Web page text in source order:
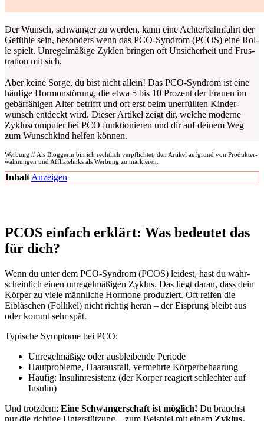
Der Wunsch, schwan­ger zu wer­den, kann eine Ach­ter­bahn­fahrt der
Gefüh­le sein, beson­ders wenn das PCO-Syn­drom (PCOS) eine Rol­
le spielt. Unre­gel­mä­ßi­ge Zyklen brin­gen oft Unsi­cher­heit und Frus­
tra­ti­on mit sich.
Aber kei­ne Sor­ge, du bist nicht allein! Das PCO-Syn­drom ist eine
häu­fi­ge Hor­mon­stö­rung, die etwa 5 bis 10 Pro­zent der Frau­en im
gebär­fä­hi­gen Alter betrifft und oft erst beim uner­füll­ten Kin­der­
wunsch ent­deckt wird. Die­ser Arti­kel zeigt dir, wel­che moder­ne
Zyklus­com­pu­ter bei PCO funk­tio­nie­ren und dir auf dei­nem Weg
zum Wunsch­kind hel­fen kön­nen.
Wer­bung // Als Blog­ge­rin bin ich recht­lich ver­pflich­tet, den Arti­kel auf­grund von Pro­dukt­er­
wäh­nun­gen und Aff­li­ate­links als Wer­bung zu mar­kie­ren.
Inhalt Anzei­gen
PCOS ein­fach erklärt: Was bedeu­tet das
für dich?
Wenn du unter dem PCO-Syn­drom (PCOS) lei­dest, hast du wahr­
schein­lich einen unre­gel­mä­ßi­gen Zyklus. Das liegt dar­an, dass dein
Kör­per zu vie­le männ­li­che Hor­mo­ne pro­du­ziert. Oft rei­fen die
Eibläs­chen (Fol­li­kel) nicht rich­tig her­an – der Eisprung bleibt aus
oder kommt sehr spät.
Typi­sche Sym­pto­me bei PCO:
Unre­gel­mä­ßi­ge oder aus­blei­ben­de Peri­ode
Haut­pro­ble­me, Haar­aus­fall, ver­mehr­te Kör­per­be­haa­rung
Häu­fig: Insu­lin­re­sis­tenz (der Kör­per reagiert schlech­ter auf
Insu­lin)
Und trotz­dem: Eine Schwan­ger­schaft ist mög­lich! Du brauchst
nur die rich­ti­ge Unter­stüt­zung – zum Bei­spiel mit einem Zyklus­